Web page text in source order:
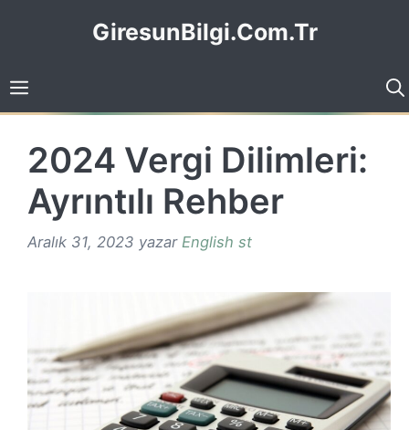
GiresunBilgi.Com.Tr
2024 Vergi Dilimleri:
Ayrıntılı Rehber
Aralık 31, 2023 yazar English st